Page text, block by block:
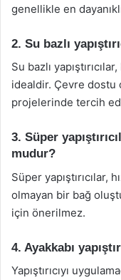
genellikle en
2. Su bazlı
Su bazlı
idealdir. Çevre dostu
projelerinde tercih
3. Süper
mudur?
Süper yapıştırıcılar,
olmayan bir bağ
için önerilmez.
4. Ayakkabı
Yapıştırıcıyı